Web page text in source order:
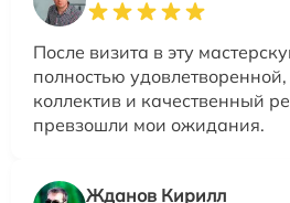
После визита в эту
полностью
коллектив и качественный
превзошли мои ожидания.
Жданов Кирилл